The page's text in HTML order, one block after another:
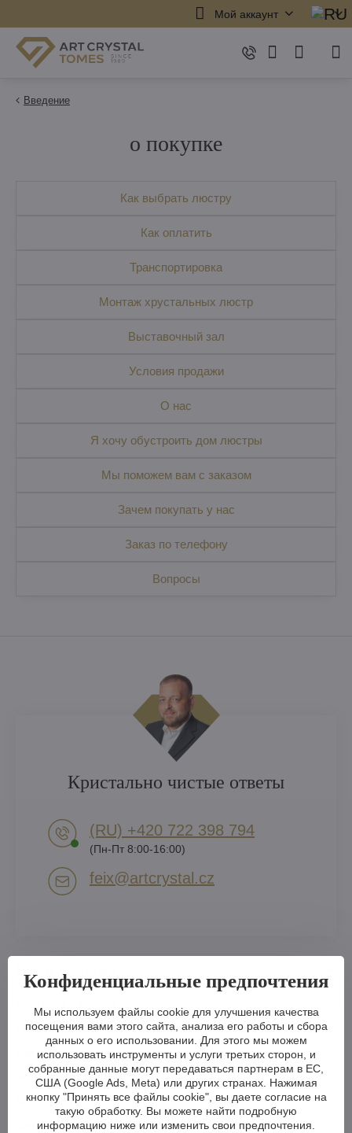
Мой аккаунт
Введение
о покупке
Как выбрать люстру
Как оплатить
Транспортировка
Монтаж хрустальных люстр
Выставочный зал
Условия продажи
O нас
Я хочу обустроить дом люстры
Мы поможем вам с заказом
Зачем покупать у нас
Заказ по телефону
Вопросы
Все о покупке
Гарантия и рекламации
Как оплатить
Pекомендация
Вопросы
Зачем покупать у нас
Кристально чистые ответы
(RU) +420 722 398 794​
(Пн-Пт 8:00-16:00)
feix​@artcrystal​.cz
Конфиденциальные предпочтения
Мы используем файлы cookie для улучшения качества
посещения вами этого сайта, анализа его работы и сбора
данных о его использовании. Для этого мы можем
использовать инструменты и услуги третьих сторон, и
собранные данные могут передаваться партнерам в ЕС,
США (Google Ads, Meta) или других странах. Нажимая
кнопку "Принять все файлы cookie", вы даете согласие на
такую обработку. Вы можете найти подробную
информацию ниже или изменить свои предпочтения.